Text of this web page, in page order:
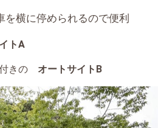
を横に停められるので便利
トA
付きの オートサイトB